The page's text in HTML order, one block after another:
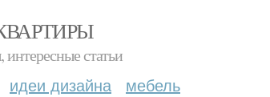
статьи
идеи дизайна мебель